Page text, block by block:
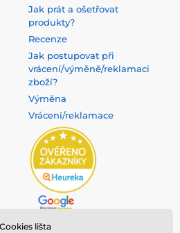
Jak prát a ošetřovat
produkty?
Recenze
Jak postupovat při
vrácení/výměně/reklamaci
zboží?
Výměna
Vrácení/reklamace
Cookies lišta